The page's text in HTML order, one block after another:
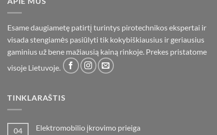
Esame daugiametę patirtį turintys pirotechnikos ekspertai ir
visada stengiamės pasiūlyti tik kokybiškiausius ir geriausius
gaminius už bene mažiausią kainą rinkoje. Prekes pristatome
visoje Lietuvoje.
TINKLARAŠTIS
04 Elektromobilio įkrovimo prieiga